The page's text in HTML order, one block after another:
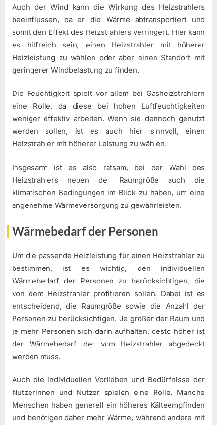
Auch der Wind kann die Wirkung des Heizstrahlers
beeinflussen, da er die Wärme abtransportiert und
somit den Effekt des Heizstrahlers verringert. Hier kann
es hilfreich sein, einen Heizstrahler mit höherer
Heizleistung zu wählen oder aber einen Standort mit
geringerer Windbelastung zu finden.
Die Feuchtigkeit spielt vor allem bei Gasheizstrahlern
eine Rolle, da diese bei hohen Luftfeuchtigkeiten
weniger effektiv arbeiten. Wenn sie dennoch genutzt
werden sollen, ist es auch hier sinnvoll, einen
Heizstrahler mit höherer Leistung zu wählen.
Insgesamt ist es also ratsam, bei der Wahl des
Heizstrahlers neben der Raumgröße auch die
klimatischen Bedingungen im Blick zu haben, um eine
angenehme Wärmeversorgung zu gewährleisten.
Wärmebedarf der Personen
Um die passende Heizleistung für einen Heizstrahler zu
bestimmen, ist es wichtig, den individuellen
Wärmebedarf der Personen zu berücksichtigen, die
von dem Heizstrahler profitieren sollen. Dabei ist es
entscheidend, die Raumgröße sowie die Anzahl der
Personen zu berücksichtigen. Je größer der Raum und
je mehr Personen sich darin aufhalten, desto höher ist
der Wärmebedarf, der vom Heizstrahler abgedeckt
werden muss.
Auch die individuellen Vorlieben und Bedürfnisse der
Nutzerinnen und Nutzer spielen eine Rolle. Manche
Menschen haben generell ein höheres Kälteempfinden
und benötigen daher mehr Wärme, während andere mit